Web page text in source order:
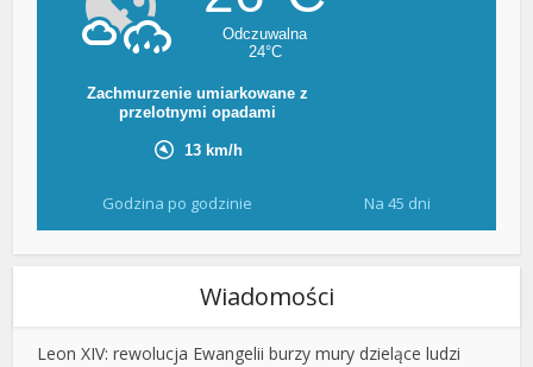
Godzina po godzinie Na 45 dni
Wiadomości
Leon XIV: rewolucja Ewangelii burzy mury dzielące ludzi